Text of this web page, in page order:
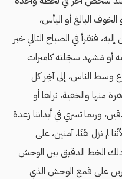
البالغ أو اليأس،
فنقرأ في الصباح التالي خبر
أو مَشهد سجّلته كاميرات
وسط الناس، إلى آخِر كل
منها والخفية، نراها أو
وربما تسري في أبداننا رَعدة
لم نزل هُنَا، آمنين، على
ذلك الخط الدقيق بين الوحش
على قمع الوحش الذي